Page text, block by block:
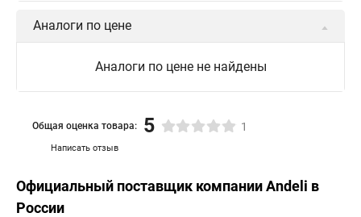
Аналоги по цене
Аналоги по цене не найдены
Написать отзыв
Общая оценка товара: 5 1
Официальный поставщик компанииAndeli в
России